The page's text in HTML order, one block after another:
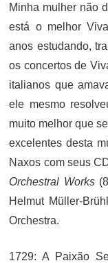
Minha mulher não
está o melhor
anos estudando,
os concertos de
italianos que
ele mesmo
muito melhor que
excelentes desta
Naxos com seus
Orchestral Works
Helmut Müller-
Orchestra.
1729: A Paixão